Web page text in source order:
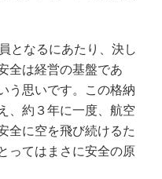
となるにあたり、決し
全は経営の基盤であ
う思いです。この格納
、約３年に一度、航空
全に空を飛び続けるた
ってはまさに安全の原